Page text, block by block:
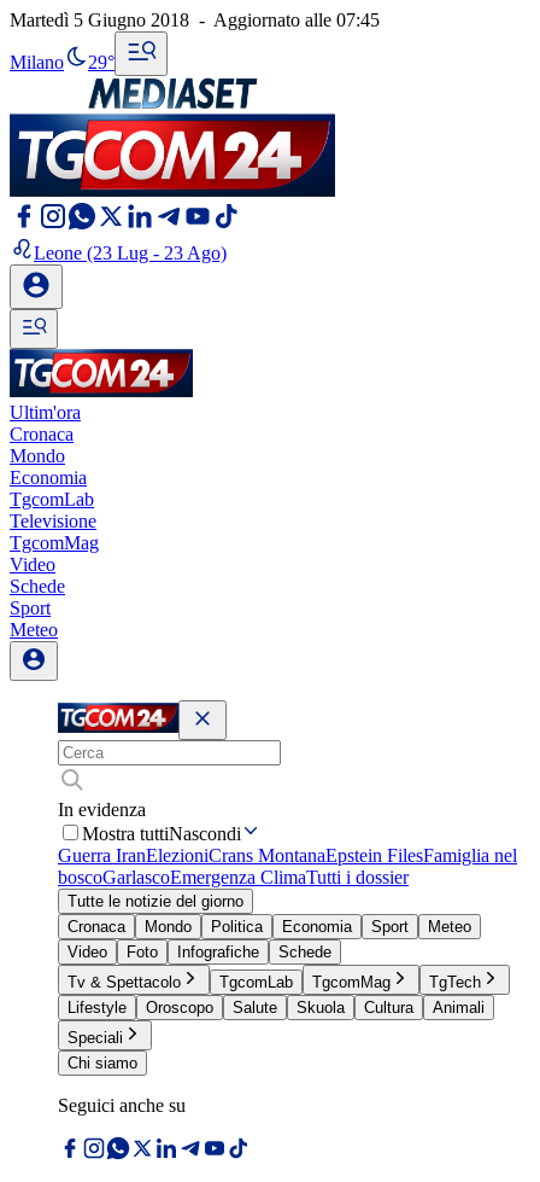
Martedì 5 Giugno 2018 - Aggiornato alle 07:45
Milano 29°
Leone (23 Lug - 23 Ago)
Ultim'ora
Cronaca
Mondo
Economia
TgcomLab
Televisione
TgcomMag
Video
Schede
Sport
Meteo
In evidenza
Mostra tuttiNascondi
Guerra IranElezioniCrans MontanaEpstein FilesFamiglia nel
boscoGarlascoEmergenza ClimaTutti i dossier
Tutte le notizie del giorno
Cronaca
Mondo Politica Economia Sport
Meteo
Video
Foto Infografiche
Schede
Tv & Spettacolo
TgcomLab TgcomMag
TgTech
Lifestyle
Oroscopo Salute Skuola Cultura
Animali
Speciali
Chi siamo
Seguici anche su